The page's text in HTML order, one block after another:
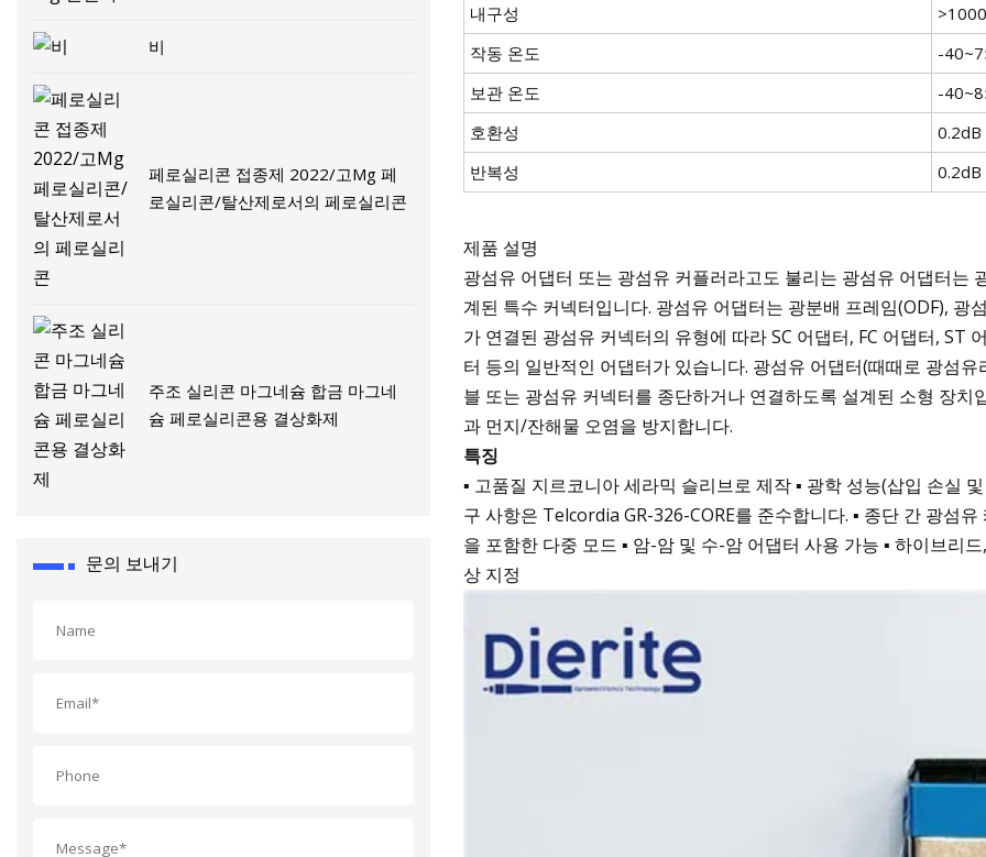
비
페로실리콘 접종제 2022/고Mg 페
로실리콘/탈산제로서의 페로실리콘
주조 실리콘 마그네슘 합금 마그네
슘 페로실리콘용 결상화제
문의 보내기
내구성
>1000
작동 온도
-
보관 온도
-
호환성
0.2dB
반복성
0.2dB
제품 설명
광섬유 어댑터 또는 광섬유 커플러라고도 불리는 광섬유 어댑터는
계된 특수 커넥터입니다. 광섬유 어댑터는 광분배 프레임(ODF),
가 연결된 광섬유 커넥터의 유형에 따라 SC 어댑터, FC 어댑터,
터 등의 일반적인 어댑터가 있습니다. 광섬유 어댑터(때때로 광섬
블 또는 광섬유 커넥터를 종단하거나 연결하도록 설계된 소형 장
과 먼지/잔해물 오염을 방지합니다.
특징
▪ 고품질 지르코니아 세라믹 슬리브로 제작 ▪ 광학 성능(삽입 손실
구 사항은 Telcordia GR-326-CORE를 준수합니다. ▪ 종단 간 광섬
을 포함한 다중 모드 ▪ 암-암 및 수-암 어댑터 사용 가능 ▪ 하이브리
상 지정